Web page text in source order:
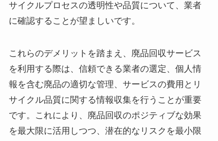
サイクルプロセスの透明性や品質について、業者
に確認することが望ましいです。
これらのデメリットを踏まえ、廃品回収サービス
を利用する際は、信頼できる業者の選定、個人情
報を含む廃品の適切な管理、サービスの費用とリ
サイクル品質に関する情報収集を行うことが重要
です。これにより、廃品回収のポジティブな効果
を最大限に活用しつつ、潜在的なリスクを最小限